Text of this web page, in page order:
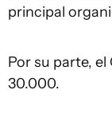
principal
Por su parte,
30.000.